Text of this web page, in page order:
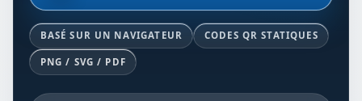
BASÉ SUR UN NAVIGATEUR CODES QR STATIQUES
PNG / SVG / PDF